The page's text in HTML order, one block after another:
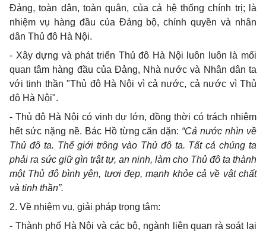
Đảng, toàn dân, toàn quân, của cả hệ thống chính trị; là
nhiệm vụ hàng đầu của Đảng bộ, chính quyền và nhân
dân Thủ đô Hà Nội.
- Xây dựng và phát triển Thủ đô Hà Nội luôn luôn là mối
quan tâm hàng đầu của Đảng, Nhà nước và Nhân dân ta
với tinh thần "Thủ đô Hà Nội vì cả nước, cả nước vì Thủ
đô Hà Nội".
- Thủ đô Hà Nội có vinh dự lớn, đồng thời có trách nhiệm
hết sức nặng nề. Bác Hồ từng căn dặn: “Cả nước nhìn về
Thủ đô ta. Thế giới trông vào Thủ đô ta. Tất cả chúng ta
phải ra sức giữ gìn trật tự, an ninh, làm cho Thủ đô ta thành
một Thủ đô bình yên, tươi đẹp, mạnh khỏe cả về vật chất
và tinh thần”.
2. Về nhiệm vụ, giải pháp trọng tâm:
- Thành phố Hà Nội và các bộ, ngành liên quan rà soát lại